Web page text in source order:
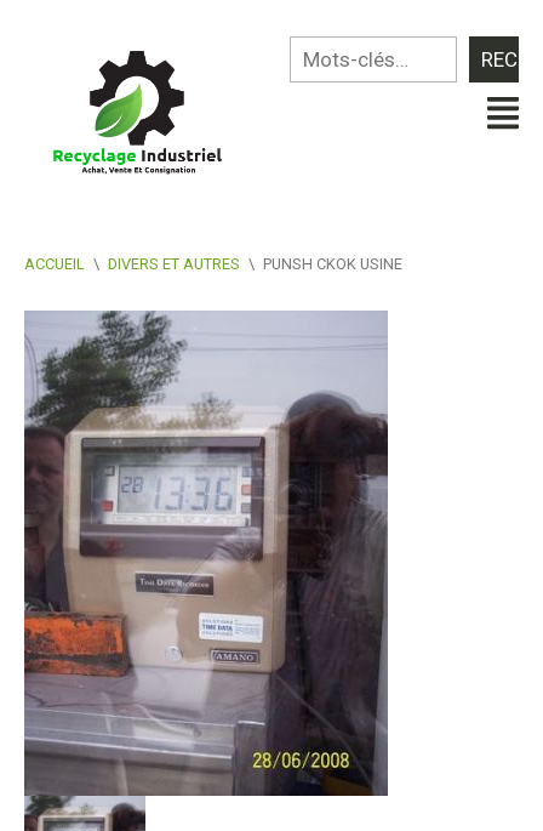
ACCUEIL \ DIVERS ET AUTRES \ PUNSH CKOK USINE